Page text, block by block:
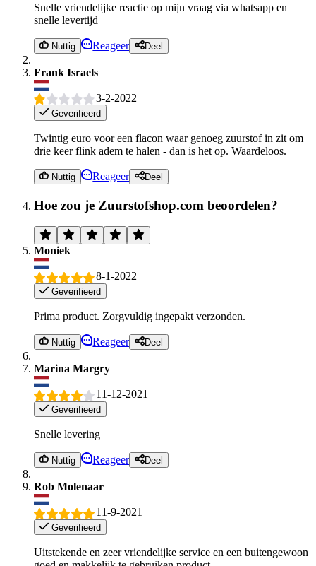
Snelle vriendelijke reactie op mijn vraag via whatsapp en
snelle levertijd
Nuttig Reageer Deel
Frank Israels
3-2-2022
Geverifieerd
Twintig euro voor een flacon waar genoeg zuurstof in zit om
drie keer flink adem te halen - dan is het op. Waardeloos.
Nuttig Reageer Deel
Hoe zou je Zuurstofshop.com beoordelen?
Moniek
8-1-2022
Geverifieerd
Prima product. Zorgvuldig ingepakt verzonden.
Nuttig Reageer Deel
Marina Margry
11-12-2021
Geverifieerd
Snelle levering
Nuttig Reageer Deel
Rob Molenaar
11-9-2021
Geverifieerd
Uitstekende en zeer vriendelijke service en een buitengewoon